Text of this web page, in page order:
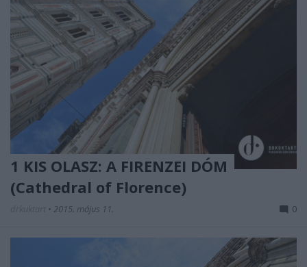
1 KIS OLASZ: A FIRENZEI DÓM
(Cathedral of Florence)
• 2015. május 11. 0